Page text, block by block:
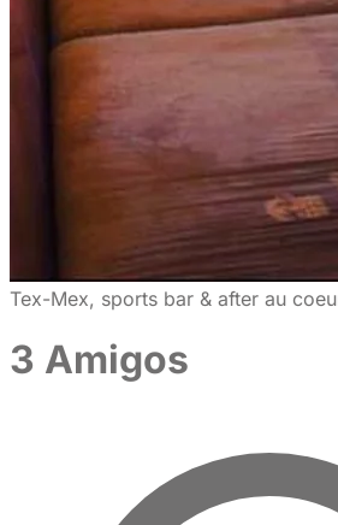
Tex-Mex, sports bar & after au
3 Amigos